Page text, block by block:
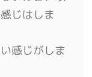
じはしま
感じがしま